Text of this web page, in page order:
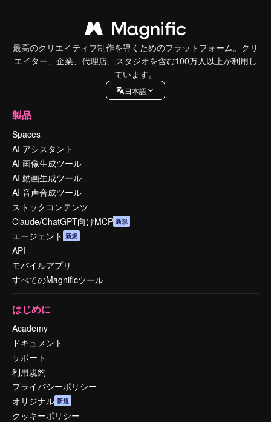
最高のクリエイティブ制作を導くためのプラットフォーム。クリ
エイター、企業、代理店、スタジオを含む100万人以上が利用し
ています。
日本語
製品
Spaces
AI アシスタント
AI 画像生成ツール
AI 動画生成ツール
AI 音声合成ツール
ストックコンテンツ
Claude/ChatGPT向けMCP 新規
エージェント 新規
API
モバイルアプリ
すべてのMagnificツール
はじめに
Academy
ドキュメント
サポート
利用規約
プライバシーポリシー
オリジナル 新規
クッキーポリシー